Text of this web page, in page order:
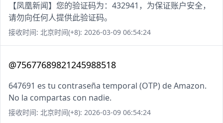
【凤凰新闻】您的验证码为：432941，为保证账户安全，
请勿向任何人提供此验证码。
接收时间: 北京时间(+8): 2026-03-09 06:54:24
@75677689821245988518
647691 es tu contraseña temporal (OTP) de Amazon.
No la compartas con nadie.
接收时间: 北京时间(+8): 2026-03-09 06:54:24